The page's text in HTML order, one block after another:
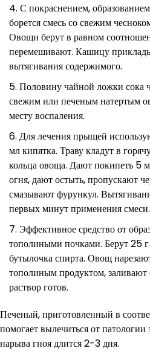
С покраснением,
борется смесь со свежим
Овощи берут в равном
перемешивают. Кашицу
вытягивания содержимого.
Половину чайной ложки сока
свежим или печеным натертым
месту воспаления.
Для лечения прыщей
мл кипятка. Траву кладут в
кольца овоща. Дают покипеть 5
огня, дают остыть, пропускают
смазывают фурункул.
первых минут применения смеси.
Эффективное средство от
тополиными почками. Берут 25 г
бутылочка спирта. Овощ
тополиным продуктом,
раствор готов.
Печеный, приготовленный в
помогает вылечиться от
нарыва гноя длится 2-3 дня.